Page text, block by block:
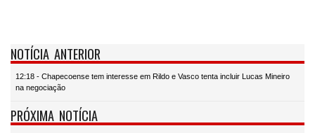
NOTÍCIA ANTERIOR
12:18 - Chapecoense tem interesse em Rildo e Vasco tenta incluir Lucas Mineiro
na negociação
PRÓXIMA NOTÍCIA